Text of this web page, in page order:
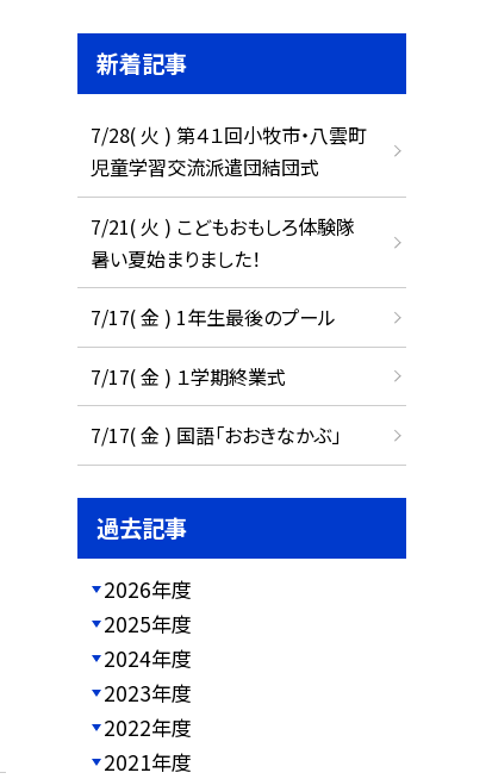
新着記事
7/28( 火 ) 第４１回小牧市・八雲町
児童学習交流派遣団結団式
7/21( 火 ) こどもおもしろ体験隊
暑い夏始まりました！
7/17( 金 ) 1年生最後のプール
7/17( 金 ) １学期終業式
7/17( 金 ) 国語「おおきなかぶ」
過去記事
2026年度
2025年度
2024年度
2023年度
2022年度
2021年度